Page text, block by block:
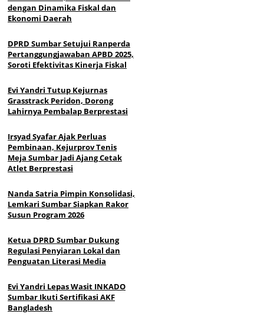
dengan Dinamika Fiskal dan
Ekonomi Daerah
DPRD Sumbar Setujui Ranperda
Pertanggungjawaban APBD 2025,
Soroti Efektivitas Kinerja Fiskal
Evi Yandri Tutup Kejurnas
Grasstrack Peridon, Dorong
Lahirnya Pembalap Berprestasi
Irsyad Syafar Ajak Perluas
Pembinaan, Kejurprov Tenis
Meja Sumbar Jadi Ajang Cetak
Atlet Berprestasi
Nanda Satria Pimpin Konsolidasi,
Lemkari Sumbar Siapkan Rakor
Susun Program 2026
Ketua DPRD Sumbar Dukung
Regulasi Penyiaran Lokal dan
Penguatan Literasi Media
Evi Yandri Lepas Wasit INKADO
Sumbar Ikuti Sertifikasi AKF
Bangladesh